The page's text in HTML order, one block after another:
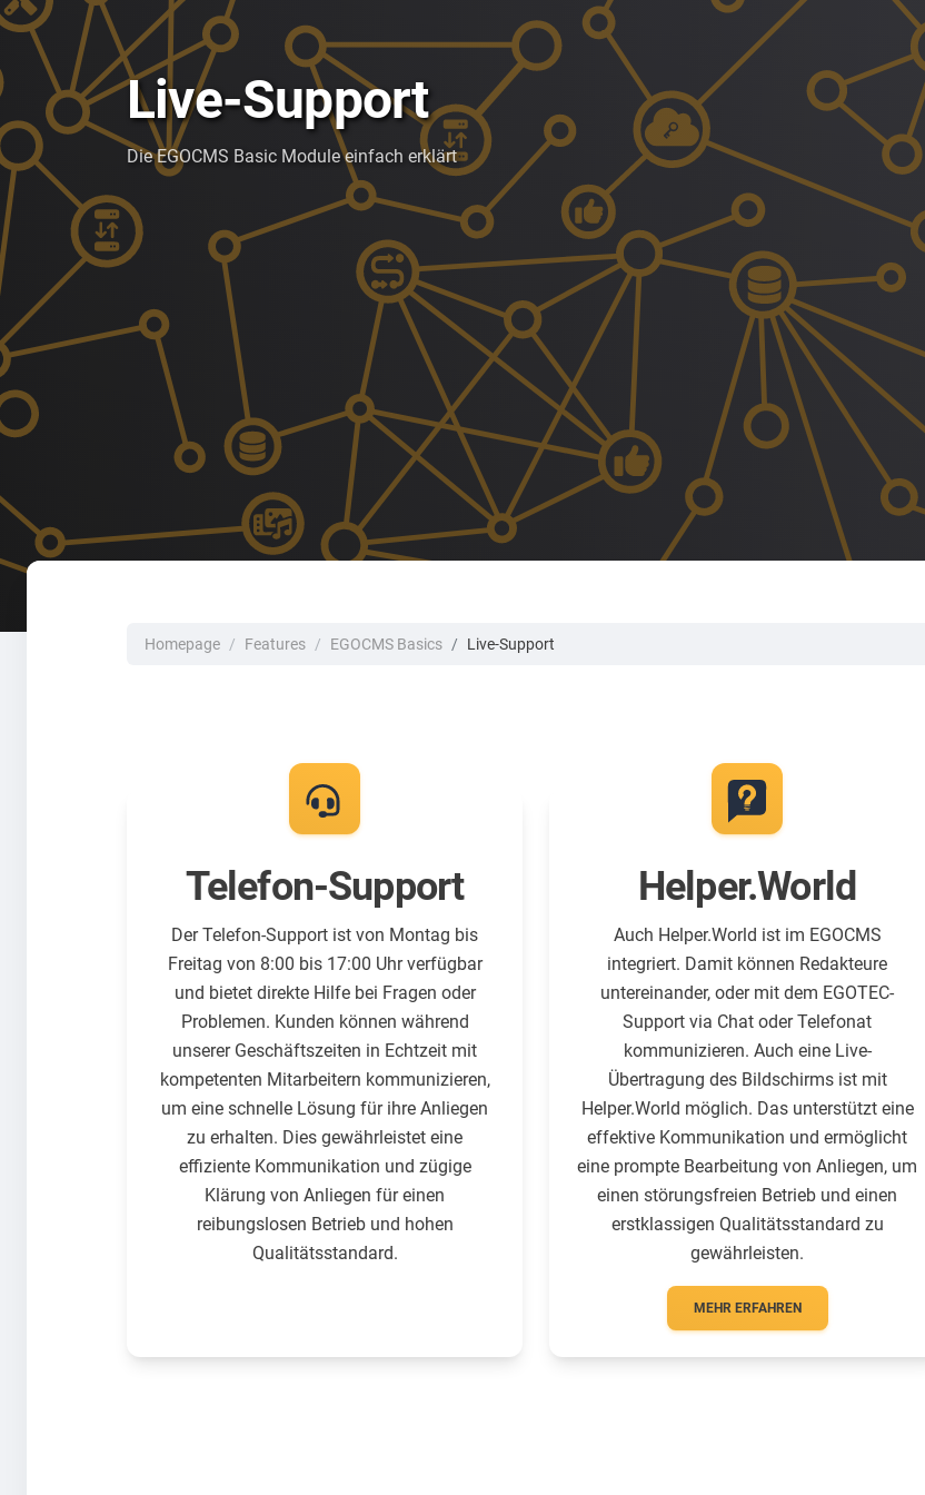
Sicherheit
News
Sitemap
Suche
Weiterleitung
Live-Support
Die EGOCMS Basic Module einfach erklärt
Homepage Features EGOCMS Basics Live-Support
Telefon-Support
Der Telefon-Support ist von Montag bis
Freitag von 8:00 bis 17:00 Uhr verfügbar
und bietet direkte Hilfe bei Fragen oder
Problemen. Kunden können während
unserer Geschäftszeiten in Echtzeit mit
kompetenten Mitarbeitern kommunizieren,
um eine schnelle Lösung für ihre Anliegen
zu erhalten. Dies gewährleistet eine
effiziente Kommunikation und zügige
Klärung von Anliegen für einen
reibungslosen Betrieb und hohen
Qualitätsstandard.
Helper.World
Auch Helper.World ist im EGOCMS
integriert. Damit können Redakteure
untereinander, oder mit dem EGOTEC-
Support via Chat oder Telefonat
kommunizieren. Auch eine Live-
Übertragung des Bildschirms ist mit
Helper.World möglich. Das unterstützt eine
effektive Kommunikation und ermöglicht
eine prompte Bearbeitung von Anliegen, um
einen störungsfreien Betrieb und einen
erstklassigen Qualitätsstandard zu
gewährleisten.
MEHR ERFAHREN